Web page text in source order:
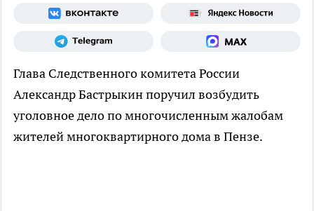
Глава Следственного комитета России
Александр Бастрыкин поручил возбудить
уголовное дело по многочисленным жалобам
жителей многоквартирного дома в Пензе.